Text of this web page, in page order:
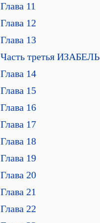
Глава 11
Глава 12
Глава 13
Часть третья ИЗАБЕЛЬ
Глава 14
Глава 15
Глава 16
Глава 17
Глава 18
Глава 19
Глава 20
Глава 21
Глава 22